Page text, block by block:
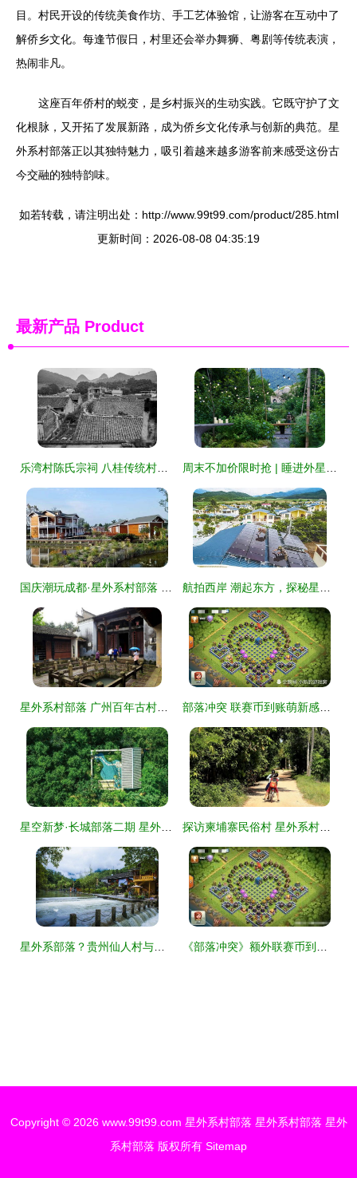
目。村民开设的传统美食作坊、手工艺体验馆，让游客在互动中了
解侨乡文化。每逢节假日，村里还会举办舞狮、粤剧等传统表演，
热闹非凡。
这座百年侨村的蜕变，是乡村振兴的生动实践。它既守护了文
化根脉，又开拓了发展新路，成为侨乡文化传承与创新的典范。星
外系村部落正以其独特魅力，吸引着越来越多游客前来感受这份古
今交融的独特韵味。
如若转载，请注明出处：http://www.99t99.com/product/285.html
更新时间：2026-08-08 04:35:19
最新产品 Product
Copyright © 2026 www.99t99.com 星外系村部落 星外系村部落 星外
系村部落 版权所有 Sitemap